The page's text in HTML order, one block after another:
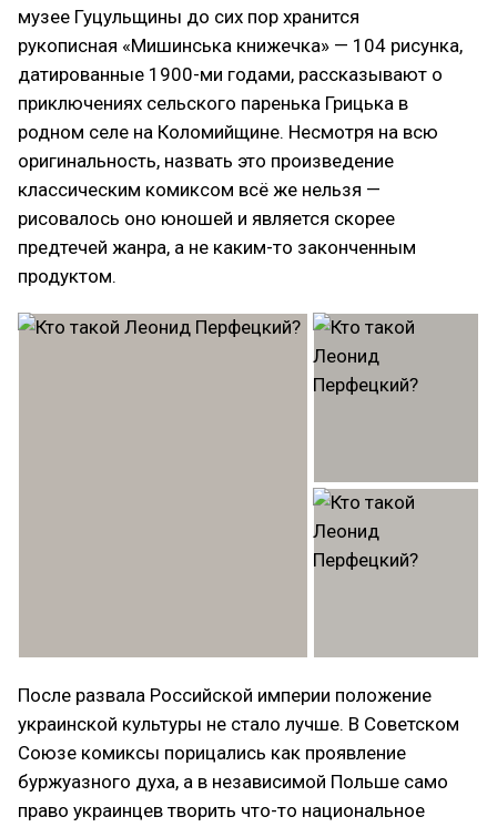
музее Гуцульщины до сих пор хранится
рукописная «Мишинська книжечка»‎ — 104 рисунка,
датированные 1900-ми годами, рассказывают о
приключениях сельского паренька Грицька в
родном селе на Коломийщине. Несмотря на всю
оригинальность, назвать это произведение
классическим комиксом всё же нельзя —
рисовалось оно юношей и является скорее
предтечей жанра, а не каким-то законченным
продуктом.
После развала Российской империи положение
украинской культуры не стало лучше. В Советском
Союзе комиксы порицались как проявление
буржуазного духа, а в независимой Польше само
право украинцев творить что-то национальное